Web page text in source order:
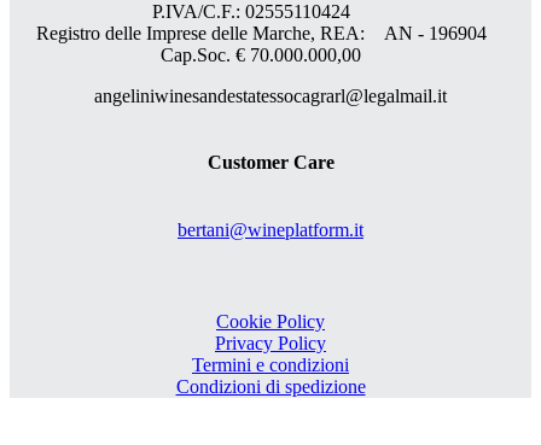
P.IVA/C.F.: 02555110424
Registro delle Imprese delle Marche, REA: AN - 196904
Cap.Soc. € 70.000.000,00
angeliniwinesandestatessocagrarl@legalmail.it
Customer Care
bertani@wineplatform.it
Cookie Policy
Privacy Policy
Termini e condizioni
Condizioni di spedizione